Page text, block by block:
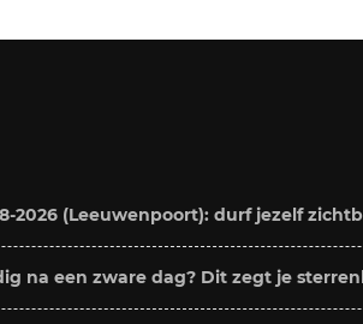
2026 (Leeuwenpoort): durf jezelf
na een zware dag? Dit zegt je